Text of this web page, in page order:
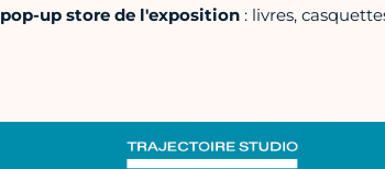
pop-up store de l'exposition: livres,